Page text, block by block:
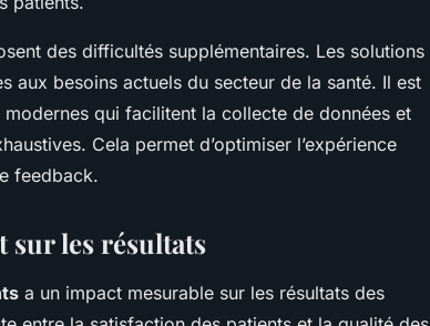
des difficultés supplémentaires. Les solutions
aux besoins actuels du secteur de la santé. Il est
qui facilitent la collecte de données et
Cela permet d’optimiser l’expérience
feedback.
sur les résultats
a un impact mesurable sur les résultats des